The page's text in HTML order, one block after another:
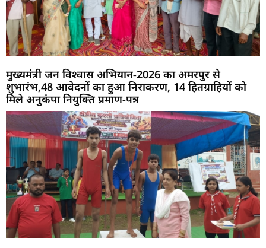
मुख्यमंत्री जन विश्वास अभियान-2026 का अमरपुर से
शुभारंभ,48 आवेदनों का हुआ निराकरण, 14 हितग्राहियों को
मिले अनुकंपा नियुक्ति प्रमाण-पत्र